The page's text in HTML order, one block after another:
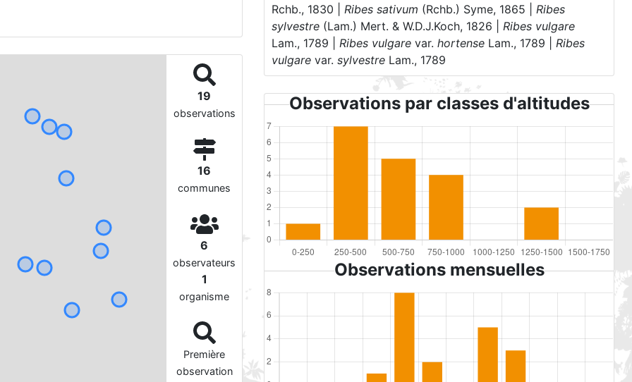
19
observations
16
communes
6
observateurs
1
organisme
Première
observation
Rchb., 1830 |Ribes sativum (Rchb.) Syme, 1865 |Ribes
sylvestre (Lam.) Mert. & W.D.J.Koch, 1826 |Ribes vulgare
Lam., 1789 |Ribes vulgarevar. hortense Lam., 1789 |Ribes
vulgarevar. sylvestre Lam., 1789
Observations par classes d'altitudes
Observations mensuelles